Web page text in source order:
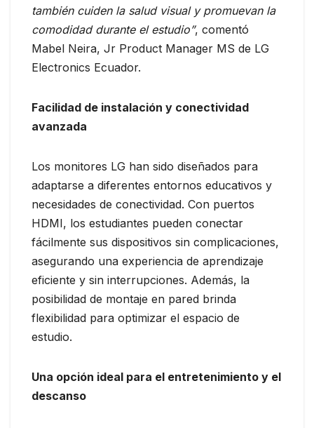
también cuiden la salud visual y promuevan la
comodidad durante el estudio”, comentó
Mabel Neira, Jr Product Manager MS de LG
Electronics Ecuador.
Facilidad de instalación y conectividad
avanzada
Los monitores LG han sido diseñados para
adaptarse a diferentes entornos educativos y
necesidades de conectividad. Con puertos
HDMI, los estudiantes pueden conectar
fácilmente sus dispositivos sin complicaciones,
asegurando una experiencia de aprendizaje
eficiente y sin interrupciones. Además, la
posibilidad de montaje en pared brinda
flexibilidad para optimizar el espacio de
estudio.
Una opción ideal para el entretenimiento y el
descanso